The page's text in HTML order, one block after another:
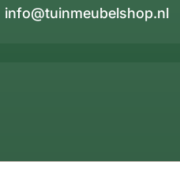
info@tuinmeubelshop.nl